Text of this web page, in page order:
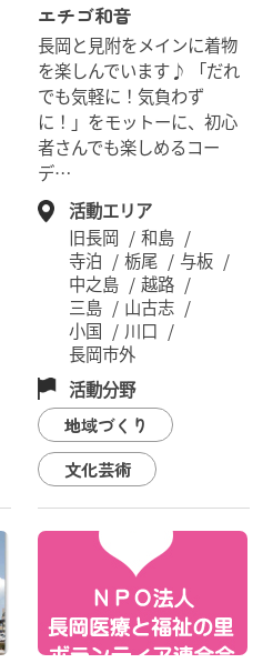
エチゴ和音
長岡と見附をメインに着物
を楽しんでいます♪ 「だれ
でも気軽に！気負わず
に！」をモットーに、初心
者さんでも楽しめるコー
デ…
活動エリア
旧長岡
和島
寺泊
栃尾
与板
中之島
越路
三島
山古志
小国
川口
長岡市外
活動分野
地域づくり
文化芸術